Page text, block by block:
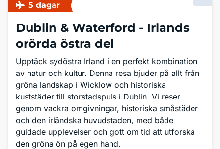
5 dagar
Dublin & Waterford - Irlands
orörda östra del
Upptäck sydöstra Irland i en perfekt kombination
av natur och kultur. Denna resa bjuder på allt från
gröna landskap i Wicklow och historiska
kuststäder till storstadspuls i Dublin. Vi reser
genom vackra omgivningar, historiska småstäder
och den irländska huvudstaden, med både
guidade upplevelser och gott om tid att utforska
den gröna ön på egen hand.